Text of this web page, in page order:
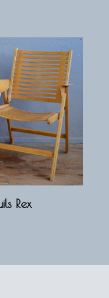
Rex